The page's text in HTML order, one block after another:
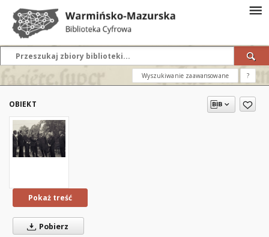
Wyszukiwanie zaawansowane ?
OBIEKT
Pokaż treść
Pobierz